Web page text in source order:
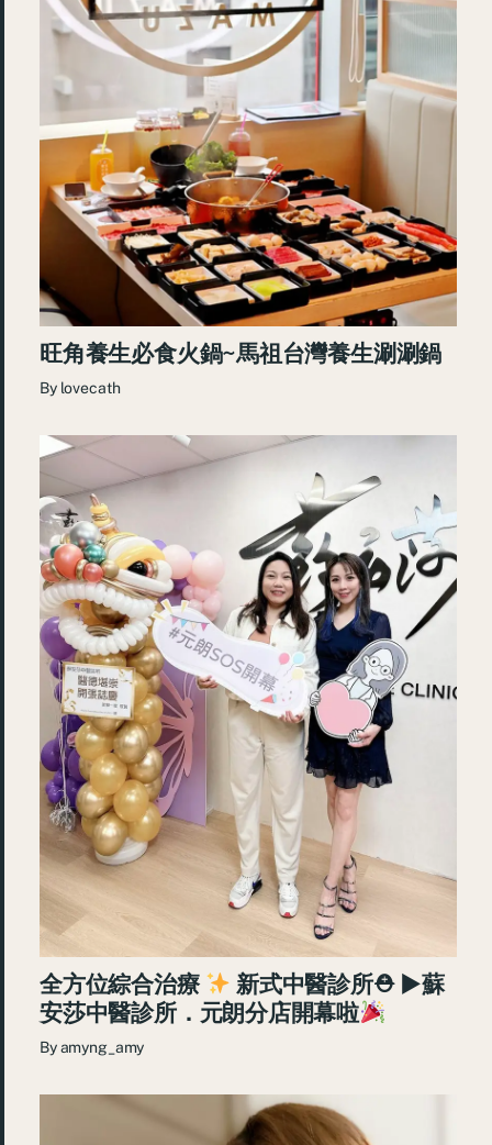
旺角養生必食火鍋~馬祖台灣養生涮涮鍋
By lovecath
全方位綜合治療
新式中醫診所⛑ ►蘇
安莎中醫診所．元朗分店開幕啦
Byamyng_amy